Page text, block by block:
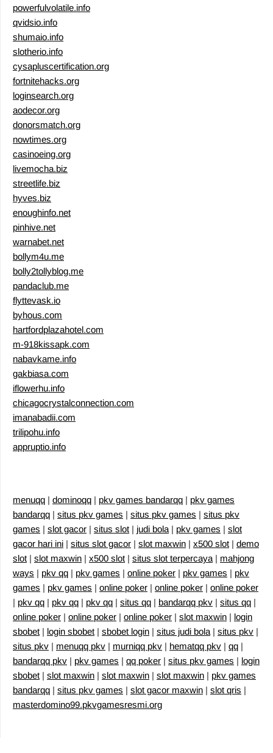
powerfulvolatile.info
qvidsio.info
shumaio.info
slotherio.info
cysapluscertification.org
fortnitehacks.org
loginsearch.org
aodecor.org
donorsmatch.org
nowtimes.org
casinoeing.org
livemocha.biz
streetlife.biz
hyves.biz
enoughinfo.net
pinhive.net
warnabet.net
bollym4u.me
bolly2tollyblog.me
pandaclub.me
flyttevask.io
byhous.com
hartfordplazahotel.com
m-918kissapk.com
nabavkame.info
gakbiasa.com
iflowerhu.info
chicagocrystalconnection.com
imanabadii.com
trilipohu.info
appruptio.info
menuqq | dominoqq | pkv games bandarqq | pkv games
bandarqq | situs pkv games | situs pkv games | situs pkv
games | slot gacor | situs slot | judi bola | pkv games | slot
gacor hari ini | situs slot gacor | slot maxwin | x500 slot | demo
slot | slot maxwin | x500 slot | situs slot terpercaya | mahjong
ways | pkv qq | pkv games | online poker | pkv games | pkv
games | pkv games | online poker | online poker | online poker
| pkv qq | pkv qq | pkv qq | situs qq | bandarqq pkv | situs qq |
online poker | online poker | online poker | slot maxwin | login
sbobet | login sbobet | sbobet login | situs judi bola | situs pkv |
situs pkv | menuqq pkv | murniqq pkv | hematqq pkv | qq |
bandarqq pkv | pkv games | qq poker | situs pkv games | login
sbobet | slot maxwin | slot maxwin | slot maxwin | pkv games
bandarqq | situs pkv games | slot gacor maxwin | slot qris |
masterdomino99.pkvgamesresmi.org